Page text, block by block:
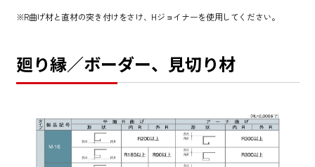
※R曲げ材と直材の突き付けをさけ、Hジョイナーを使用してください。
廻り縁／ボーダー、見切り材